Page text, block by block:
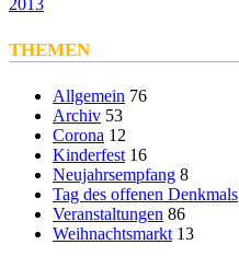
2013
THEMEN
Allgemein 76
Archiv 53
Corona 12
Kinderfest 16
Neujahrsempfang 8
Tag des offenen Denkmals
Veranstaltungen 86
Weihnachtsmarkt 13